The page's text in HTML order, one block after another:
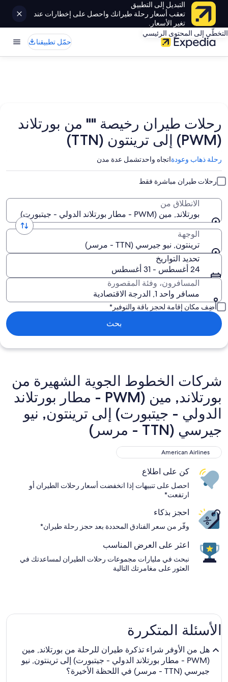
التبديل إلى التطبيق
تعقب أسعار رحلة طيرانك واحصل على إخطارات عند
تغير الأسعار.
التخطّي إلى المحتوى الرئيسي
حمّل تطبيقنا
رحلات طيران رخيصة "" من بورتلاند
(PWM) إلى ترينتون (TTN)
رحلة ذهاب وعودةاتجاه واحدتشمل عدة مدن
رحلات طيران مباشرة فقط
الانطلاق من
بورتلاند, مين (PWM - مطار بورتلاند الدولي - جيتبورت)
الوجهة
ترينتون, نيو جيرسي (TTN - مرسر)
تحديد التواريخ
24 أغسطس - 31 أغسطس
المسافرون، وفئة المقصورة
مسافر واحد 1, الدرجة الاقتصادية
أضِف مكان إقامة لحجز باقة والتوفير*
بحث
شركات الخطوط الجوية الشهيرة من
بورتلاند, مين (PWM - مطار بورتلاند
الدولي - جيتبورت) إلى ترينتون, نيو
جيرسي (TTN - مرسر)
American Airlines
American Airlines
كن على اطلاع
احصل على تنبيهات إذا انخفضت أسعار رحلات الطيران أو
ارتفعت*
احجز بذكاء
وفّر من سعر الفنادق المحددة بعد حجز رحلة طيران*
اعثر على العرض المناسب
نبحث في مليارات مجموعات رحلات الطيران لمساعدتك في
العثور على مغامرتك التالية
الأسئلة المتكررة
هل من الأوفر شراء تذكرة طيران للرحلة من بورتلاند, مين
(PWM - مطار بورتلاند الدولي - جيتبورت) إلى ترينتون, نيو
جيرسي (TTN - مرسر) في اللحظة الأخيرة؟